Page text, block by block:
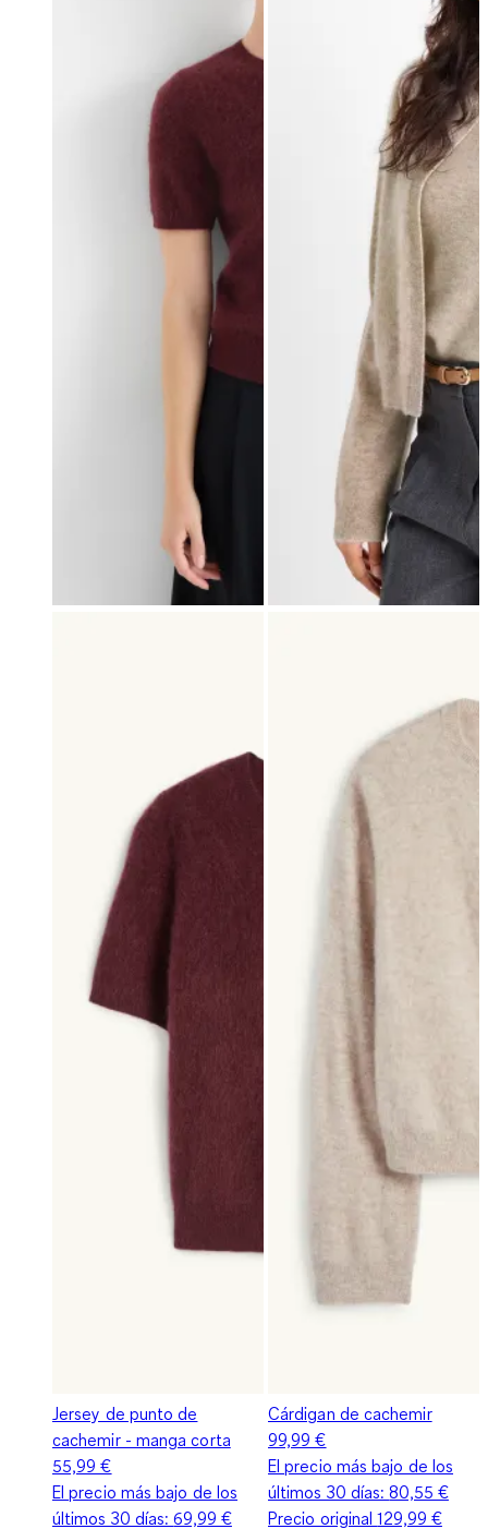
Jersey de punto de
cachemir - manga corta
55,99 €
El precio más bajo de los
últimos 30 días:69,99 €
Cárdigan de cachemir
99,99 €
El precio más bajo de los
últimos 30 días:80,55 €
Precio original129,99 €